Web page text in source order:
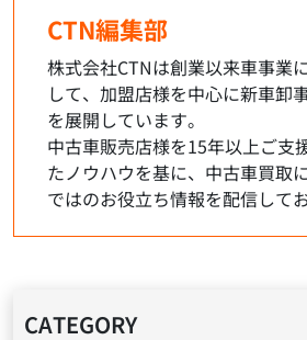
CTN編集部
株式会社CTNは創業以来車事業
して、加盟店様を中心に新車卸
を展開しています。
中古車販売店様を15年以上ご支
たノウハウを基に、中古車買取
ではのお役立ち情報を配信して
CATEGORY